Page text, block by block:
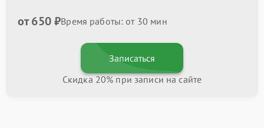
от 650 ₽Время работы: от 30 мин
Записаться
Скидка 20% при записи на сайте